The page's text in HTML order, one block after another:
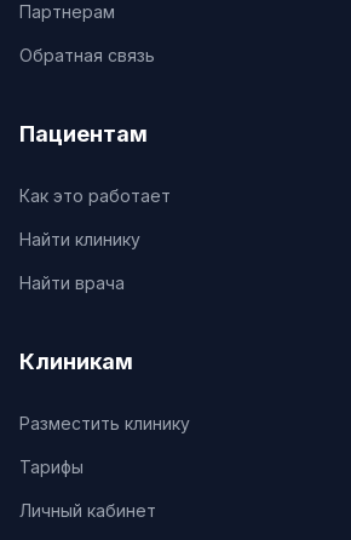
Партнерам
Обратная связь
Пациентам
Как это работает
Найти клинику
Найти врача
Клиникам
Разместить клинику
Тарифы
Личный кабинет